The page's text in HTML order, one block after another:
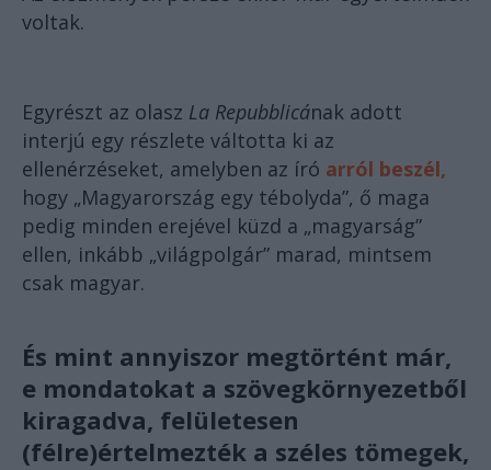
voltak.
Egyrészt az olasz La Repubblicának adott
interjú egy részlete váltotta ki az
ellenérzéseket, amelyben az író arról beszél,
hogy „Magyarország egy tébolyda”, ő maga
pedig minden erejével küzd a „magyarság”
ellen, inkább „világpolgár” marad, mintsem
csak magyar.
És mint annyiszor megtörtént már,
e mondatokat a szövegkörnyezetből
kiragadva, felületesen
(félre)értelmezték a széles tömegek,